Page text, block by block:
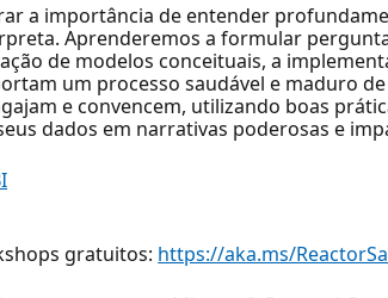
a importância de entender
Aprenderemos a formular
de modelos conceituais, a
um processo saudável e maduro
e convencem, utilizando boas
dados em narrativas poderosas e
gratuitos: https://aka.ms/